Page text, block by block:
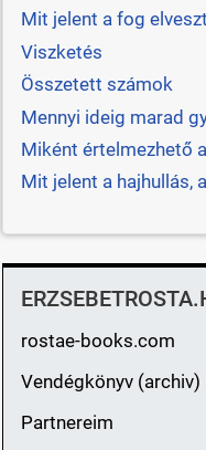
Mit jelent a fog
Viszketés
Összetett számok
Mennyi ideig marad
Miként értelmezhető
Mit jelent a hajhullás,
rostae-books.com
Vendégkönyv (archiv)
Partnereim